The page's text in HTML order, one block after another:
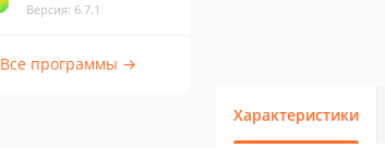
Версия: 6.7.1
Все программы →
Характеристики